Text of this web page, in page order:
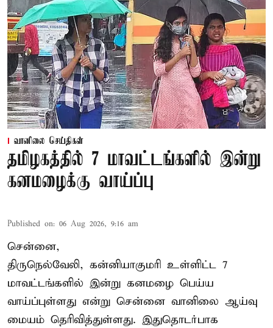
வானிலை செய்திகள்
தமிழகத்தில் 7 மாவட்டங்களில் இன்று
கனமழைக்கு வாய்ப்பு
Published on: 06 Aug 2026, 9:16 am
சென்னை,
திருநெல்வேலி, கன்னியாகுமரி உள்ளிட்ட 7
மாவட்டங்களில் இன்று கனமழை பெய்ய
வாய்ப்புள்ளது என்று சென்னை வானிலை ஆய்வு
மையம் தெரிவித்துள்ளது. இதுதொடர்பாக